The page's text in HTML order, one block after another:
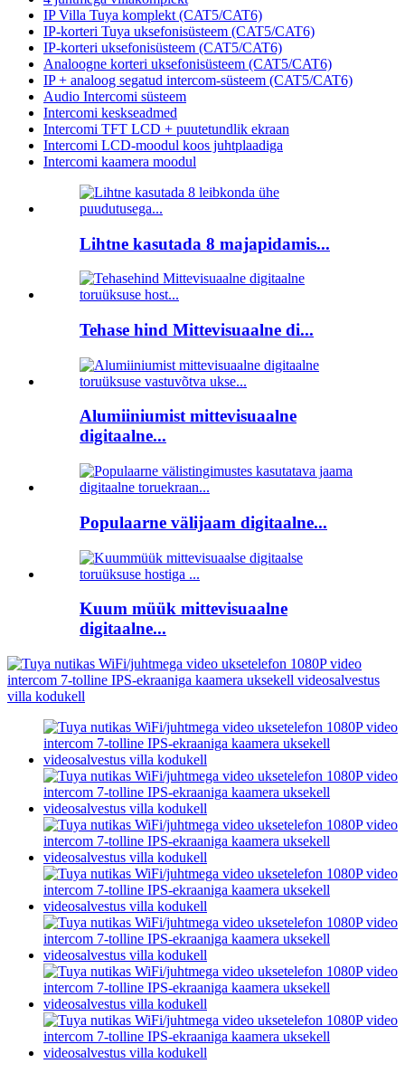
IP Villa Tuya komplekt (CAT5/CAT6)
IP-korteri Tuya uksefonisüsteem (CAT5/CAT6)
IP-korteri uksefonisüsteem (CAT5/CAT6)
Analoogne korteri uksefonisüsteem (CAT5/CAT6)
IP + analoog segatud intercom-süsteem (CAT5/CAT6)
Audio Intercomi süsteem
Intercomi keskseadmed
Intercomi TFT LCD + puutetundlik ekraan
Intercomi LCD-moodul koos juhtplaadiga
Intercomi kaamera moodul
Lihtne kasutada 8 majapidamis...
Tehase hind Mittevisuaalne di...
Alumiiniumist mittevisuaalne
digitaalne...
Populaarne välijaam digitaalne...
Kuum müük mittevisuaalne
digitaalne...